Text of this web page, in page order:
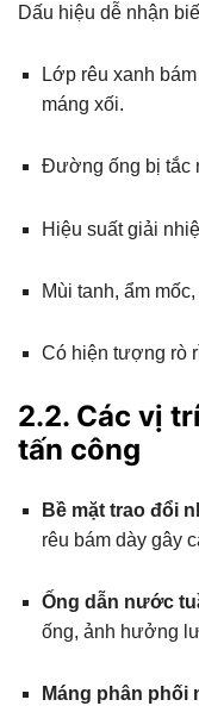
Dấu hiệu dễ nhận
Lớp rêu xanh
máng xối.
Đường ống bị tắc
Hiệu suất giải
Mùi tanh, ẩm
Có hiện tượng rò
2.2. Các vị
tấn công
Bề mặt trao đổi
rêu bám dày gây
Ống dẫn nước
ống, ảnh hưởng
Máng phân phối